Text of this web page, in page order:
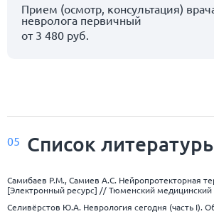
Прием (осмотр, консультация)
невролога первичный
от 3 480 руб.
05 Список
Самибаев Р.М., Самиев А.С. Нейропротекторная
[Электронный ресурс] // Тюменский медицинский
Селивёрстов Ю.А. Неврология сегодня (часть I).